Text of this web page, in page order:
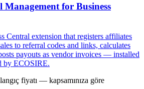
for Business
Central extension that registers affiliates
to referral codes and links, calculates
payouts as vendor invoices — installed
by ECOSIRE.
fiyatı — kapsamınıza göre